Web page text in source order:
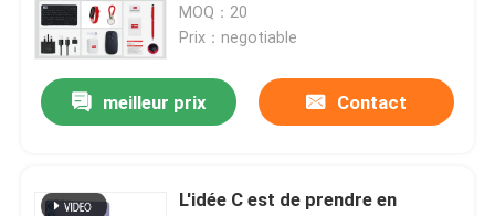
Bluetooth CM8800pLUS
MOQ：20
Prix：negotiable
meilleur prix Contact
L'idée C est de prendre en